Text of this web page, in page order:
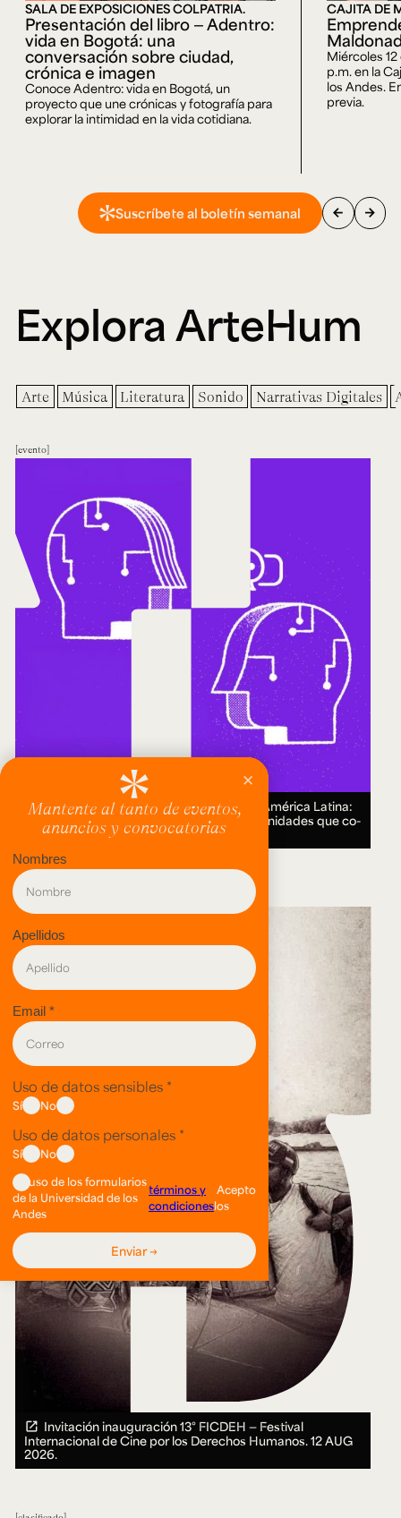
SALA DE EXPOSICIONES COLPATRIA.
Presentación del libro — Adentro:
vida en Bogotá: una
conversación sobre ciudad,
crónica e imagen
Conoce Adentro: vida en Bogotá, un
proyecto que une crónicas y fotografía para
explorar la intimidad en la vida cotidiana.
CAJITA DE
Miércoles
p.m. en la
los Andes.
previa.
Suscríbete al boletín semanal arrow_back arrow_forward
Explora ArteHum
Arte Música Literatura Sonido Narrativas Digitales
evento
Encuentro Humanidades Digitales en América Latina:
genealogías, conocimiento abierto y comunidades que co-
crean.18 AUG 2026.
evento
Invitación inauguración 13° FICDEH — Festival
Internacional de Cine por los Derechos Humanos.12 AUG
2026.